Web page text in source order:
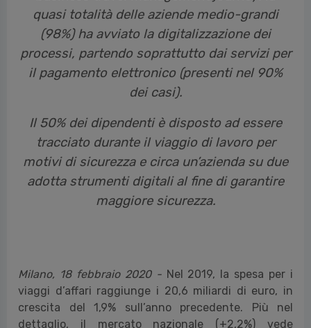
quasi totalità delle aziende medio-grandi
(98%) ha avviato la digitalizzazione dei
processi, partendo soprattutto dai servizi per
il pagamento elettronico (presenti nel 90%
dei casi).
Il 50% dei dipendenti è disposto ad essere
tracciato durante il viaggio di lavoro per
motivi di sicurezza e circa un’azienda su due
adotta strumenti digitali al fine di garantire
maggiore sicurezza.
Milano, 18 febbraio 2020 - Nel 2019, la spesa per i
viaggi d’affari raggiunge i 20,6 miliardi di euro, in
crescita del 1,9% sull’anno precedente . Più nel
dettaglio, il mercato nazionale (+2,2%) vede